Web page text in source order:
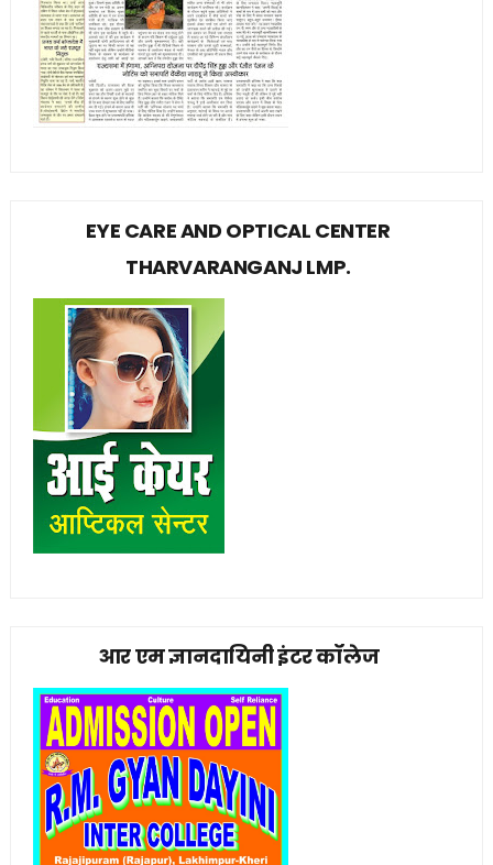
EYE CARE AND OPTICAL CENTER
THARVARANGANJ LMP.
आर एम ज्ञानदायिनी इंटर कॉलेज